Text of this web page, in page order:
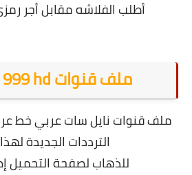
أطلب الفلاشه مقابل أجر
ملف قنوات Top Line 999 hd
ملف قنوات نايل سات عربي خط
الترددات الجديدة
للذهاب لصفحة التحميل